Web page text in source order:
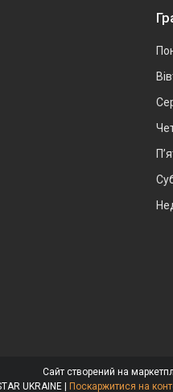
Сайт створений на
Поскаржитися на